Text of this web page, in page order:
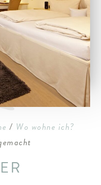
/ Wo wohne ich?